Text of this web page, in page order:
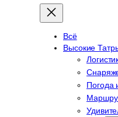
Всё
Высокие
Погода